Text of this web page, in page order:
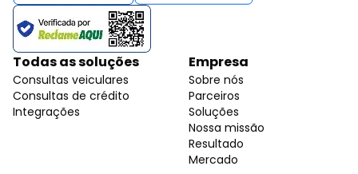
Todas as soluções
Consultas veiculares
Consultas de crédito
Integrações
Empresa
Sobre nós
Parceiros
Soluções
Nossa missão
Resultado
Mercado